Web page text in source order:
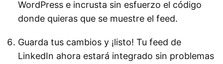
WordPress e incrusta sin esfuerzo el código
donde quieras que se muestre el feed.
Guarda tus cambios y ¡listo! Tu feed de
LinkedIn ahora estará integrado sin problemas